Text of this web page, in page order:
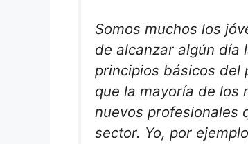
Somos muchos los
de alcanzar algún
principios básicos del
que la mayoría de los
nuevos profesionales
sector. Yo, por